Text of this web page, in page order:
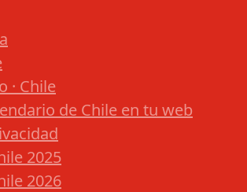
· Chile
de Chile en tu web
2025
2026